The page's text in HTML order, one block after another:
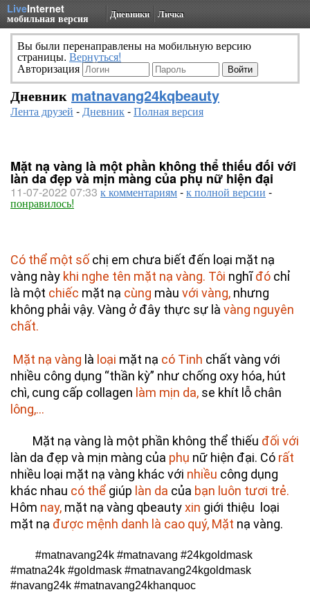
LiveInternet
мобильная версия Дневники Личка
Вы были перенаправлены на мобильную версию
страницы. Вернуться!
Авторизация
Дневник matnavang24kqbeauty
Лента друзей -Дневник-Полная версия
Mặt nạ vàng là một phần không thể thiếu đối với
làn da đẹp và mịn màng của phụ nữ hiện đại
11-07-2022 07:33 к комментариям-к полной версии -
понравилось!
Có thể một số chị em chưa biết đến loại mặt nạ
vàng này khi nghe tên mặt nạ vàng. Tôi nghĩ đó chỉ
là một chiếc mặt nạ cùng màu với vàng, nhưng
không phải vậy. Vàng ở đây thực sự là vàng nguyên
chất.
Mặt nạ vàng là loại mặt nạ có Tinh chất vàng với
nhiều công dụng “thần kỳ” như chống oxy hóa, hút
chì, cung cấp collagen làm mịn da,
lông,…
Mặt nạ vàng là một phần không thể thiếu đối với
làn da đẹp và mịn màng của phụ nữ hiện đại. Có rất
nhiều loại mặt nạ vàng khác với nhiều công dụng
khác nhau có thể giúp làn da của bạn luôn tươi trẻ.
Hôm nay, mặt nạ vàng qbeauty xin giới thiệu  loại
mặt nạ được mệnh danh là cao quý, Mặt nạ vàng.
#matna24k #goldmask #matnavang24kgoldmask
#navang24k #matnavang24khanquoc